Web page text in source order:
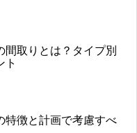
間取りとは？タイプ別
ト
特徴と計画で考慮すべ